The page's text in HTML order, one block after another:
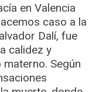
en Valencia
caso a la
Dalí, fue
calidez y
Según